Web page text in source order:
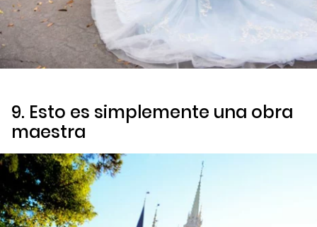
9. Esto es simplemente una obra
maestra